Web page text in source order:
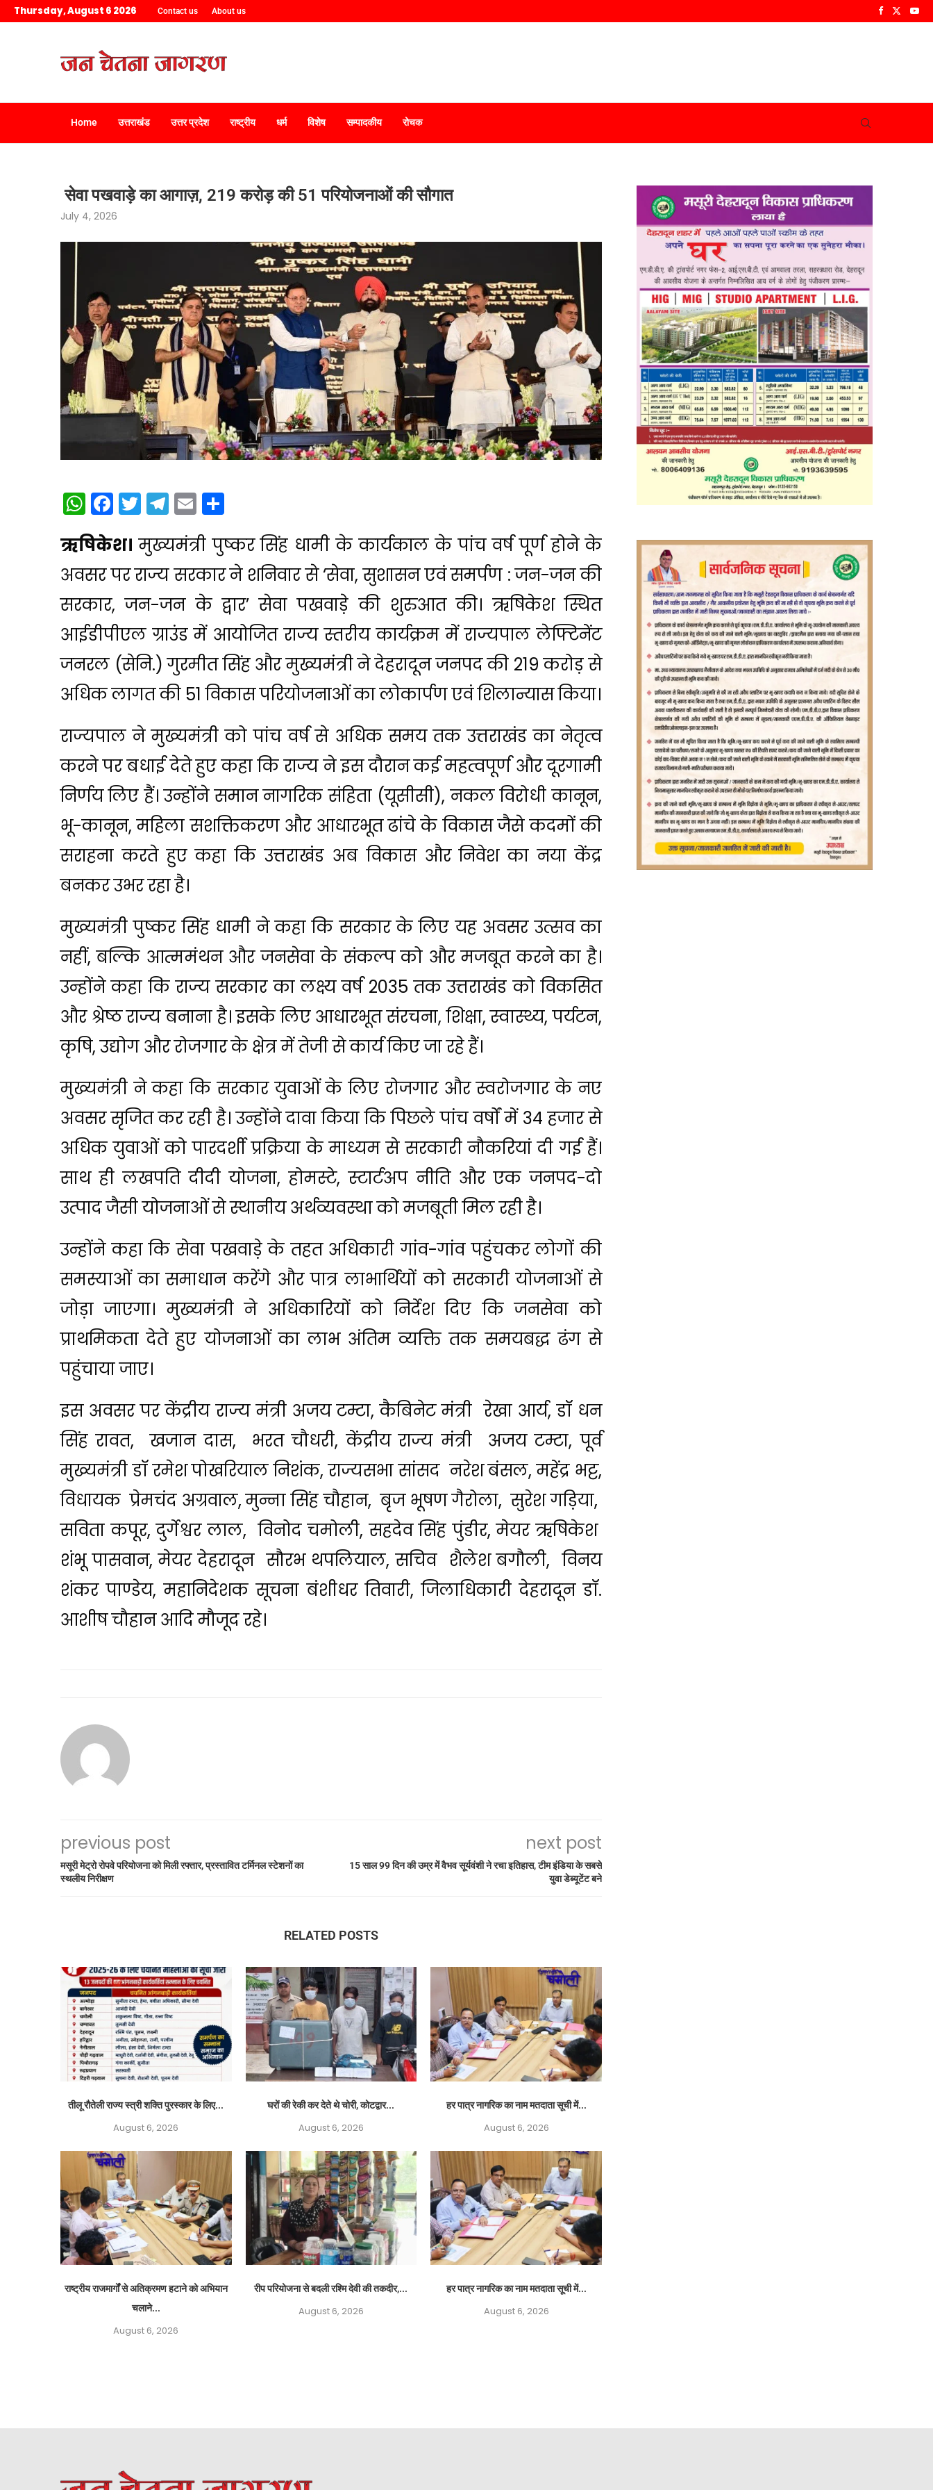
Thursday, August 6 2026 Contact us About us
Home उत्तराखंड उत्तर प्रदेश राष्ट्रीय धर्म विशेष सम्पादकीय रोचक
सेवा पखवाड़े का आगाज़, 219 करोड़ की 51 परियोजनाओं की सौगात
July 4, 2026
WhatsApp
Facebook
Twitter
Telegram
Email
ऋषिकेश। मुख्यमंत्री पुष्कर सिंह धामी के कार्यकाल के पांच वर्ष पूर्ण होने के
अवसर पर राज्य सरकार ने शनिवार से ‘सेवा, सुशासन एवं समर्पण : जन-जन की
सरकार, जन-जन के द्वार’ सेवा पखवाड़े की शुरुआत की। ऋषिकेश स्थित
आईडीपीएल ग्राउंड में आयोजित राज्य स्तरीय कार्यक्रम में राज्यपाल लेफ्टिनेंट
जनरल (सेनि.) गुरमीत सिंह और मुख्यमंत्री ने देहरादून जनपद की 219 करोड़ से
अधिक लागत की 51 विकास परियोजनाओं का लोकार्पण एवं शिलान्यास किया।
राज्यपाल ने मुख्यमंत्री को पांच वर्ष से अधिक समय तक उत्तराखंड का नेतृत्व
करने पर बधाई देते हुए कहा कि राज्य ने इस दौरान कई महत्वपूर्ण और दूरगामी
निर्णय लिए हैं। उन्होंने समान नागरिक संहिता (यूसीसी), नकल विरोधी कानून,
भू-कानून, महिला सशक्तिकरण और आधारभूत ढांचे के विकास जैसे कदमों की
सराहना करते हुए कहा कि उत्तराखंड अब विकास और निवेश का नया केंद्र
बनकर उभर रहा है।
मुख्यमंत्री पुष्कर सिंह धामी ने कहा कि सरकार के लिए यह अवसर उत्सव का
नहीं, बल्कि आत्ममंथन और जनसेवा के संकल्प को और मजबूत करने का है।
उन्होंने कहा कि राज्य सरकार का लक्ष्य वर्ष 2035 तक उत्तराखंड को विकसित
और श्रेष्ठ राज्य बनाना है। इसके लिए आधारभूत संरचना, शिक्षा, स्वास्थ्य, पर्यटन,
कृषि, उद्योग और रोजगार के क्षेत्र में तेजी से कार्य किए जा रहे हैं।
मुख्यमंत्री ने कहा कि सरकार युवाओं के लिए रोजगार और स्वरोजगार के नए
अवसर सृजित कर रही है। उन्होंने दावा किया कि पिछले पांच वर्षों में 34 हजार से
अधिक युवाओं को पारदर्शी प्रक्रिया के माध्यम से सरकारी नौकरियां दी गई हैं।
साथ ही लखपति दीदी योजना, होमस्टे, स्टार्टअप नीति और एक जनपद-दो
उत्पाद जैसी योजनाओं से स्थानीय अर्थव्यवस्था को मजबूती मिल रही है।
उन्होंने कहा कि सेवा पखवाड़े के तहत अधिकारी गांव-गांव पहुंचकर लोगों की
समस्याओं का समाधान करेंगे और पात्र लाभार्थियों को सरकारी योजनाओं से
जोड़ा जाएगा। मुख्यमंत्री ने अधिकारियों को निर्देश दिए कि जनसेवा को
प्राथमिकता देते हुए योजनाओं का लाभ अंतिम व्यक्ति तक समयबद्ध ढंग से
पहुंचाया जाए।
इस अवसर पर केंद्रीय राज्य मंत्री अजय टम्टा, कैबिनेट मंत्री रेखा आर्य, डॉ धन
सिंह रावत, खजान दास, भरत चौधरी, केंद्रीय राज्य मंत्री अजय टम्टा, पूर्व
मुख्यमंत्री डॉ रमेश पोखरियाल निशंक, राज्यसभा सांसद नरेश बंसल, महेंद्र भट्ट,
विधायक प्रेमचंद अग्रवाल, मुन्ना सिंह चौहान, बृज भूषण गैरोला, सुरेश गड़िया,
सविता कपूर, दुर्गेश्वर लाल, विनोद चमोली, सहदेव सिंह पुंडीर, मेयर ऋषिकेश
शंभू पासवान, मेयर देहरादून सौरभ थपलियाल, सचिव शैलेश बगौली, विनय
शंकर पाण्डेय, महानिदेशक सूचना बंशीधर तिवारी, जिलाधिकारी देहरादून डॉ.
आशीष चौहान आदि मौजूद रहे।
previous post
मसूरी मेट्रो रोपवे परियोजना को मिली रफ्तार, प्रस्तावित टर्मिनल स्टेशनों का
स्थलीय निरीक्षण
next post
15 साल 99 दिन की उम्र में वैभव सूर्यवंशी ने रचा इतिहास, टीम इंडिया के सबसे
युवा डेब्यूटेंट बने
RELATED POSTS
तीलू रौतेली राज्य स्त्री शक्ति पुरस्कार के लिए...
August 6, 2026
घरों की रेकी कर देते थे चोरी, कोटद्वार...
August 6, 2026
हर पात्र नागरिक का नाम मतदाता सूची में...
August 6, 2026
राष्ट्रीय राजमार्गों से अतिक्रमण हटाने को अभियान
चलाने...
August 6, 2026
रीप परियोजना से बदली रश्मि देवी की तकदीर,...
August 6, 2026
हर पात्र नागरिक का नाम मतदाता सूची में...
August 6, 2026